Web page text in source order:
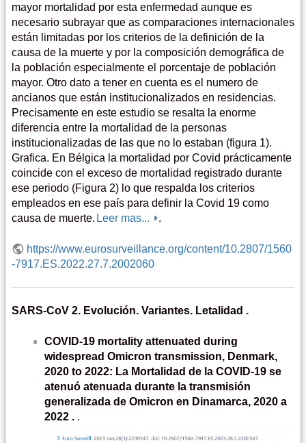
mayor mortalidad por esta enfermedad aunque es
necesario subrayar que as comparaciones internacionales
están limitadas por los criterios de la definición de la
causa de la muerte y por la composición demográfica de
la población especialmente el porcentaje de población
mayor. Otro dato a tener en cuenta es el numero de
ancianos que están institucionalizados en residencias.
Precisamente en este estudio se resalta la enorme
diferencia entre la mortalidad de la personas
institucionalizadas de las que no lo estaban (figura 1).
Grafica. En Bélgica la mortalidad por Covid prácticamente
coincide con el exceso de mortalidad registrado durante
ese periodo (Figura 2) lo que respalda los criterios
empleados en ese país para definir la Covid 19 como
causa de muerte. Leer mas... .
https://www.eurosurveillance.org/content/10.2807/1560
-7917.ES.2022.27.7.2002060
SARS-CoV 2. Evolución. Variantes. Letalidad .
COVID-19 mortality attenuated during
widespread Omicron transmission, Denmark,
2020 to 2022: La Mortalidad de la COVID-19 se
atenuó atenuada durante la transmisión
generalizada de Omicron en Dinamarca, 2020 a
2022 . .